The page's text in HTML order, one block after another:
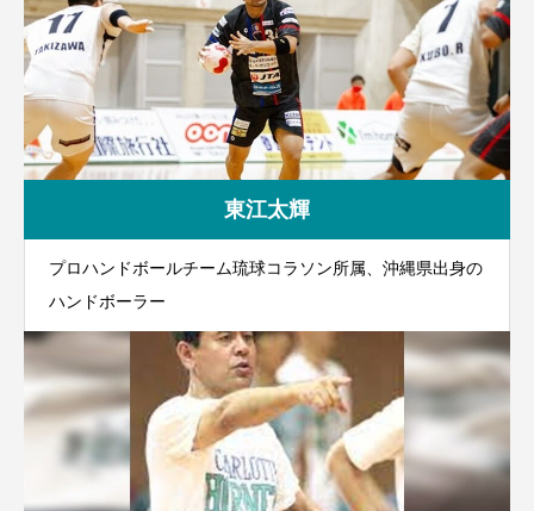
東江太輝
プロハンドボールチーム琉球コラソン所属、沖縄県出身の
ハンドボーラー